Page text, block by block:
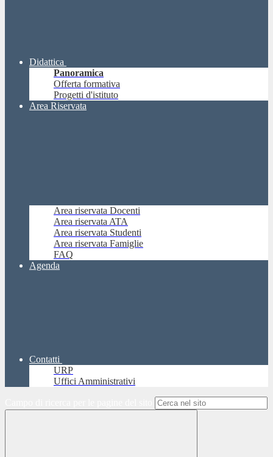
Didattica
Panoramica
Offerta formativa
Progetti d'istituto
Area Riservata
Area riservata Docenti
Area riservata ATA
Area riservata Studenti
Area riservata Famiglie
FAQ
Agenda
Contatti
URP
Uffici Amministrativi